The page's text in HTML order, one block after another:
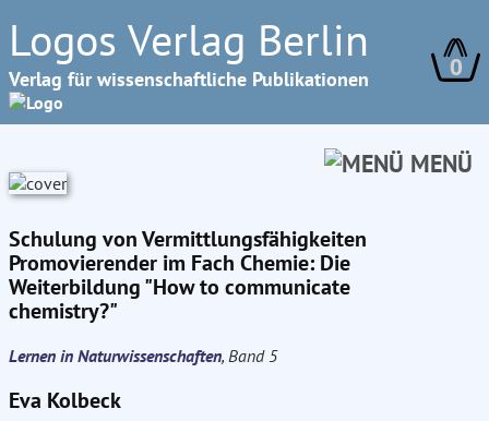
Logos Verlag Berlin
Verlag für wissenschaftliche Publikationen 0
MENÜ
Schulung von Vermittlungsfähigkeiten
Promovierender im Fach Chemie: Die
Weiterbildung "How to communicate
chemistry?"
Lernen in Naturwissenschaften, Band 5
Eva Kolbeck